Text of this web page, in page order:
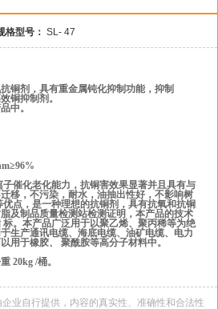
格型号： SL- 47
铜剂，具有重金属钝化抑制功能，抑制
铜抑制剂。
中。
催化老化能力，抗铜害效果显著并且具有与
移，不污染，耐水，油抽出性好，不影响树
优点，是一种理想的抗铜剂，具有抗氧和抗铜
及制品质量检测站检测证明，本产品的技术
标。本产品广泛用于以聚乙烯、聚丙稀等为绝
生产通讯电缆、海底电缆、油矿电缆、电力
用于橡胶、
聚酰胺等高分子材料中。
20kg /桶。
业自行提供，内容的真实性、准确性和合法性